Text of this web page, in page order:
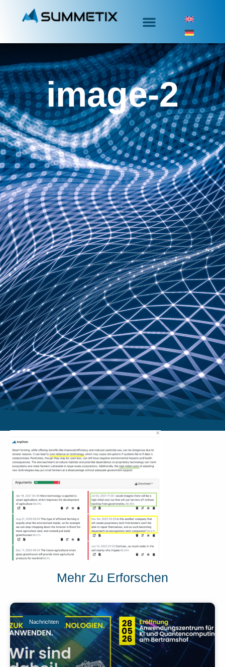
image-2
Mehr Zu Erforschen
Nachrichten